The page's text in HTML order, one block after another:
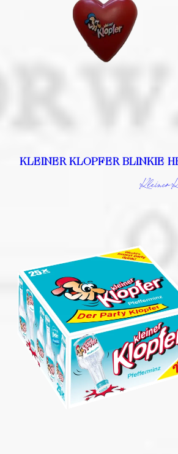
KLEINER KLOPFER BLINKIE
Kleiner